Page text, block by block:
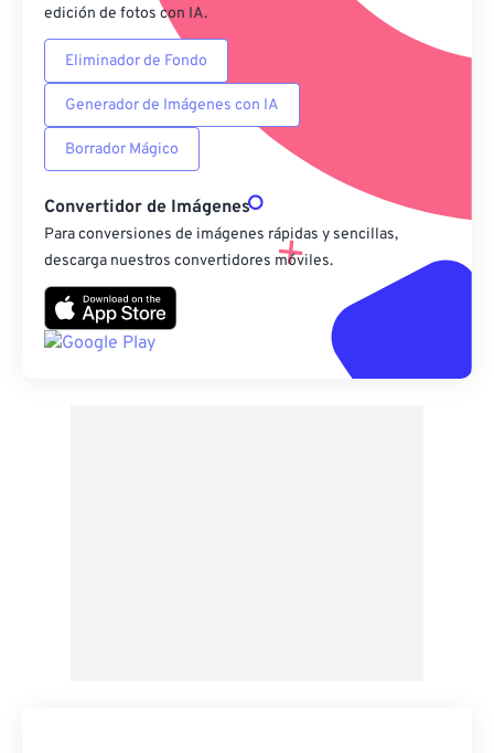
edición de fotos con IA.
Eliminador de Fondo
Generador de Imágenes con IA
Borrador Mágico
Convertidor de Imágenes
Para conversiones de imágenes rápidas y sencillas,
descarga nuestros convertidores móviles.